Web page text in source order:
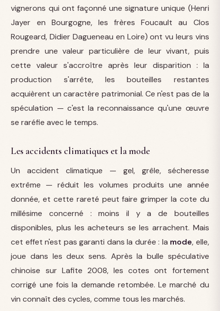
vignerons qui ont façonné une signature unique (Henri
Jayer en Bourgogne, les frères Foucault au Clos
Rougeard, Didier Dagueneau en Loire) ont vu leurs vins
prendre une valeur particulière de leur vivant, puis
cette valeur s'accroître après leur disparition : la
production s'arrête, les bouteilles restantes
acquièrent un caractère patrimonial. Ce n'est pas de la
spéculation — c'est la reconnaissance qu'une œuvre
se raréfie avec le temps.
Les accidents climatiques et la mode
Un accident climatique — gel, grêle, sécheresse
extrême — réduit les volumes produits une année
donnée, et cette rareté peut faire grimper la cote du
millésime concerné : moins il y a de bouteilles
disponibles, plus les acheteurs se les arrachent. Mais
cet effet n'est pas garanti dans la durée : la mode, elle,
joue dans les deux sens. Après la bulle spéculative
chinoise sur Lafite 2008, les cotes ont fortement
corrigé une fois la demande retombée. Le marché du
vin connaît des cycles, comme tous les marchés.